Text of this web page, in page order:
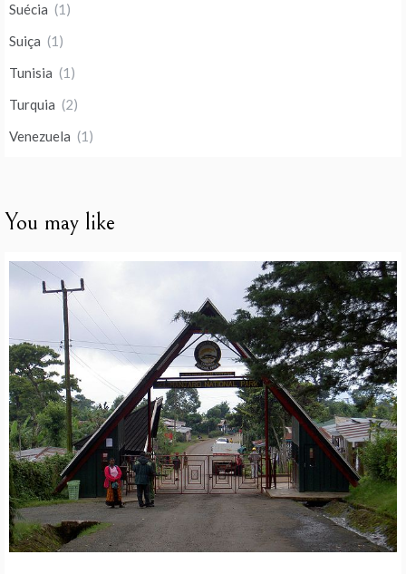
Suécia (1)
Suiça (1)
Tunisia (1)
Turquia (2)
Venezuela (1)
You may like